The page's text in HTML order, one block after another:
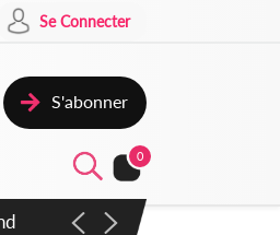
Se Connecter
S'abonner
0